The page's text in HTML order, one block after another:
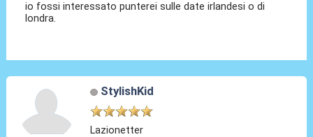
io fossi interessato punterei sulle date irlandesi o di
londra.
StylishKid
Lazionetter